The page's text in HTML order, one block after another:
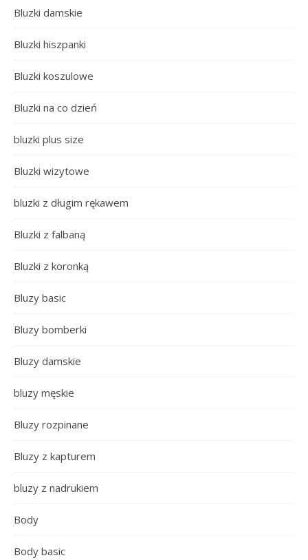
Bluzki damskie
Bluzki hiszpanki
Bluzki koszulowe
Bluzki na co dzień
bluzki plus size
Bluzki wizytowe
bluzki z długim rękawem
Bluzki z falbaną
Bluzki z koronką
Bluzy basic
Bluzy bomberki
Bluzy damskie
bluzy męskie
Bluzy rozpinane
Bluzy z kapturem
bluzy z nadrukiem
Body
Body basic